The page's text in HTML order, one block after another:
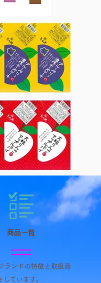
​商品一覧
ランドの特徴と取扱商
しています。